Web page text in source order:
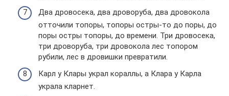
Два дровосека, два дроворуба, два дровокола
отточили топоры, топоры остры-то до поры, до
поры остры топоры, до времени. Три дровосека,
три дроворуба, три дровокола лес топором
рубили, лес в дровишки превратили.
Карл у Клары украл кораллы, а Клара у Карла
украла кларнет.